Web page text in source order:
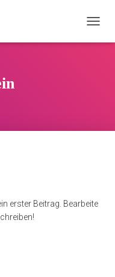
erster Beitrag. Bearbeite